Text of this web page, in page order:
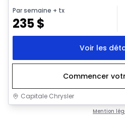
Par semaine + tx
235$
Voir les
Commencer
Capitale Chrysler
Mention